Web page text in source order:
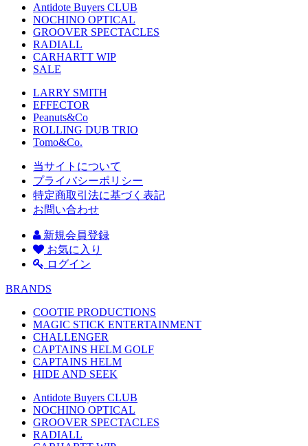
Antidote Buyers CLUB
NOCHINO OPTICAL
GROOVER SPECTACLES
RADIALL
CARHARTT WIP
SALE
LARRY SMITH
EFFECTOR
Peanuts&Co
ROLLING DUB TRIO
Tomo&Co.
当サイトについて
プライバシーポリシー
特定商取引法に基づく表記
お問い合わせ
新規会員登録
お気に入り
ログイン
BRANDS
COOTIE PRODUCTIONS
MAGIC STICK ENTERTAINMENT
CHALLENGER
CAPTAINS HELM GOLF
CAPTAINS HELM
HIDE AND SEEK
Antidote Buyers CLUB
NOCHINO OPTICAL
GROOVER SPECTACLES
RADIALL